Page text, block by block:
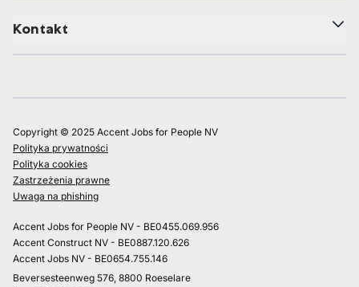
Kontakt
Copyright © 2025 Accent Jobs for People NV
Polityka prywatności
Polityka cookies
Zastrzeżenia prawne
Uwaga na phishing
Accent Jobs for People NV - BE0455.069.956
Accent Construct NV - BE0887.120.626
Accent Jobs NV - BE0654.755.146
Beversesteenweg 576, 8800 Roeselare